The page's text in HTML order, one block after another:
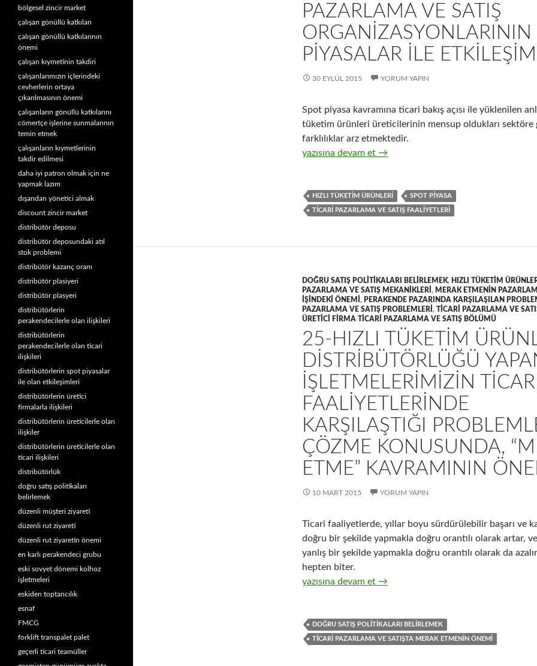
PAZARLAMA VE SATIŞ
ORGANIZASYONLARININ
PIYASALAR ILE ETKILEŞIMI
30 EYLÜL 2015 YORUM YAPIN
Spot piyasa kavramına ticari bakış açısı ile yüklenilen
tüketim ürünleri üreticilerinin mensup oldukları sektöre
farklılıklar arz etmektedir.
29- Hızlı tüketim ürünlerinin ticari pazarlama ve satış
yazısına devam et →
HIZLI TÜKETIM ÜRÜNLERI SPOT PIYASA
TICARI PAZARLAMA VE SATIŞ FAALIYETLERI
DOĞRU SATIŞ POLITIKALARI BELIRLEMEK, HIZLI TÜKETIM
PAZARLAMA VE SATIŞ MEKANIKLERI , MERAK ETMENIN
IŞINDEKI ÖNEMI , PERAKENDE PAZARINDA KARŞILAŞILAN
PAZARLAMA VE SATIŞ PROBLEMLERI , TICARI PAZARLAMA VE
ÜRETICI FIRMA TICARI PAZARLAMA VE SATIŞ BÖLÜMÜ
25-HIZLI TÜKETIM
DISTRIBÜTÖRLÜĞÜ
IŞLETMELERIMIZIN TICARI
FAALIYETLERINDE
KARŞILAŞTIĞI
ÇÖZME KONUSUNDA,
ETME” KAVRAMININ
10 MART 2015 YORUM YAPIN
Ticari faaliyetlerde, yıllar boyu sürdürülebilir başarı ve
doğru bir şekilde yapmakla doğru orantılı olarak artar,
yanlış bir şekilde yapmakla doğru orantılı olarak da
hepten biter.
25-Hızlı tüketim ürünleri distribütörlüğü yapan
yazısına devam et →
DOĞRU SATIŞ POLITIKALARI BELIRLEMEK
TICARI PAZARLAMA VE SATIŞTA MERAK ETMENIN ÖNEMI
bölgesel zincir market
çalışan gönüllü katkıları
çalışan gönüllü katkılarının
önemi
çalışan kıymetinin takdiri
çalışanlarımızın içlerindeki
cevherlerin ortaya
çıkarılmasının önemi
çalışanların gönüllü katkılarını
cömertçe işlerine sunmalarının
temin etmek
çalışanların kıymetlerinin
takdir edilmesi
daha iyi patron olmak için ne
yapmak lazım
dışarıdan yönetici almak
discount zincir market
distribütör deposu
distribütör deposundaki atıl
stok problemi
distribütör kazanç oranı
distribütör plasiyeri
distribütör plasyeri
distribütörlerin
perakendecilerle olan ilişkileri
distribütörlerin
perakendecilerle olan ticari
ilişkileri
distribütörlerin spot piyasalar
ile olan etkileşimleri
distribütörlerin üretici
firmalarla ilişkileri
distribütörlerin üreticilerle olan
ilişkiler
distribütörlerin üreticilerle olan
ticari ilişkileri
distribütörlük
doğru satış politikaları
belirlemek
düzenli müşteri ziyareti
düzenli rut ziyareti
düzenli rut ziyaretin önemi
en karlı perakendeci grubu
eski sovyet dönemi kolhoz
işletmeleri
eskiden toptancılık
esnaf
FMCG
forklift transpalet palet
geçerli ticari teamüller